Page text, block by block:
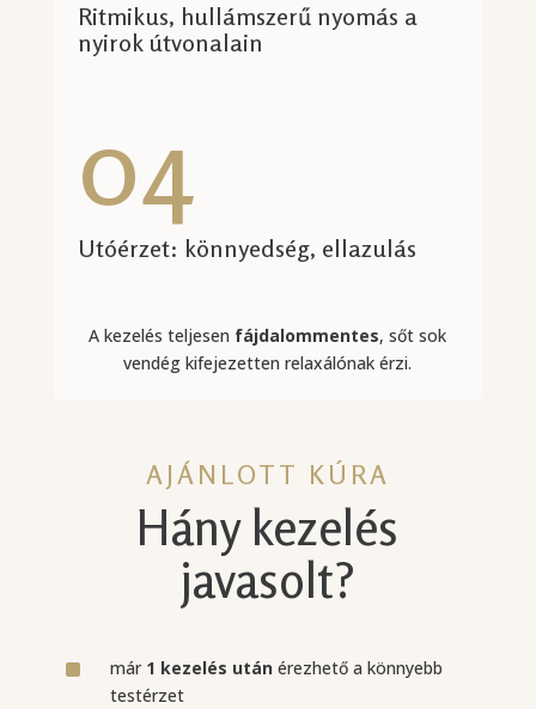
Ritmikus, hullámszerű nyomás a
nyirok útvonalain
04
Utóérzet: könnyedség, ellazulás
A kezelés teljesen fájdalommentes, sőt sok
vendég kifejezetten relaxálónak érzi.
AJÁNLOTT KÚRA
Hány kezelés
javasolt?
^ már 1 kezelés utánérezhető a könnyebb
testérzet